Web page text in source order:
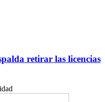
retirar las licencias